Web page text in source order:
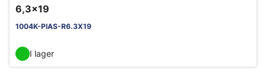
6,3x19
1004K-PIAS-R6.3X19
I lager